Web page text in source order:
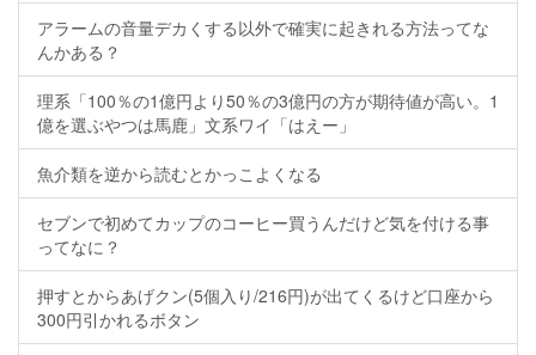
アラームの音量デカくする以外で確実に起きれる方法ってな
んかある？
理系「100％の1億円より50％の3億円の方が期待値が高い。1
億を選ぶやつは馬鹿」文系ワイ「はえー」
魚介類を逆から読むとかっこよくなる
セブンで初めてカップのコーヒー買うんだけど気を付ける事
ってなに？
押すとからあげクン(5個入り/216円)が出てくるけど口座から
300円引かれるボタン